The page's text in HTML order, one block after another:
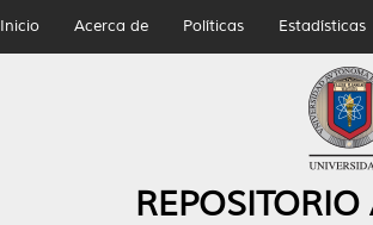
Inicio Acerca de Políticas Estadísticas